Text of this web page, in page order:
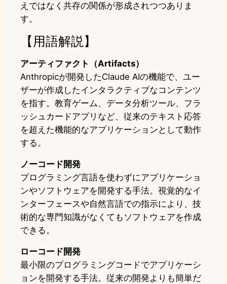
えではなく共存の関係が形成されつつありま
す。
【用語解説】
アーティファクト（Artifacts）
Anthropicが開発したClaude AIの機能で、ユー
ザーが作成したインタラクティブなコンテンツ
を指す。教育ゲーム、データ分析ツール、フラ
ッシュカードアプリなど、従来のテキスト応答
を超えた機能的なアプリケーションとして動作
する。
ノーコード開発
プログラミング言語を使わずにアプリケーショ
ンやソフトウェアを開発する手法。視覚的なイ
ンターフェースや自然言語での指示により、技
術的な専門知識がなくてもソフトウェアを作成
できる。
ローコード開発
最小限のプログラミングコードでアプリケーシ
ョンを開発する手法。従来の開発よりも簡単だ